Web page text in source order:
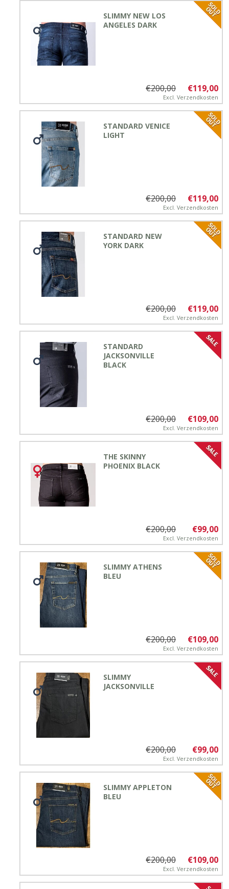
SLIMMY NEW LOS
ANGELES DARK
€119,00
€200,00
Excl. Verzendkosten
STANDARD VENICE
LIGHT
€119,00
€200,00
Excl. Verzendkosten
STANDARD NEW
YORK DARK
€119,00
€200,00
Excl. Verzendkosten
STANDARD
JACKSONVILLE
BLACK
€109,00
€200,00
Excl. Verzendkosten
THE SKINNY
PHOENIX BLACK
€99,00
€200,00
Excl. Verzendkosten
SLIMMY ATHENS
BLEU
€109,00
€200,00
Excl. Verzendkosten
SLIMMY
JACKSONVILLE
€99,00
€200,00
Excl. Verzendkosten
SLIMMY APPLETON
BLEU
€109,00
€200,00
Excl. Verzendkosten